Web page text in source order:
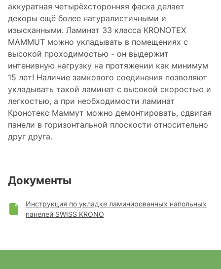
аккуратная четырёхсторонняя фаска делает
декоры ещё более натуралистичными и
изысканными. Ламинат 33 класса KRONOTEX
MAMMUT можно укладывать в помещениях с
высокой проходимостью - он выдержит
интенивную нагрузку на протяжении как минимум
15 лет! Наличие замкового соединения позволяют
укладывать такой ламинат с высокой скоростью и
легкостью, а при необходимости ламинат
Кронотекс Маммут можно демонтировать, сдвигая
панели в горизонтальной плоскости относительно
друг друга.
Документы
Инструкция по укладке ламинированных напольных
панелей SWISS KRONO